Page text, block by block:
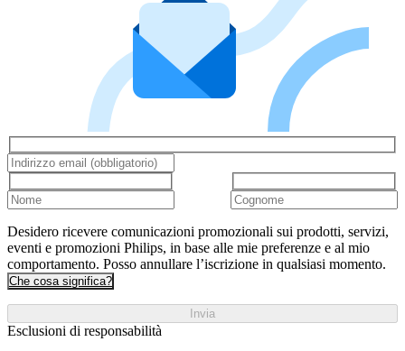
Desidero ricevere comunicazioni promozionali sui prodotti, servizi,
eventi e promozioni Philips, in base alle mie preferenze e al mio
comportamento. Posso annullare l’iscrizione in qualsiasi momento.
Che cosa significa?
Invia
Esclusioni di responsabilità